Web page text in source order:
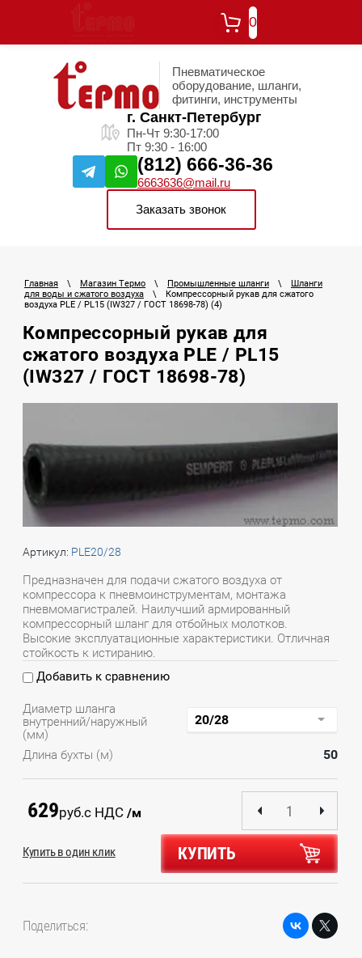
0
Пневматическое
оборудование, шланги,
фитинги, инструменты
г. Санкт-Петербург
Пн-Чт 9:30-17:00
Пт 9:30 - 16:00
(812) 666-36-36
6663636@mail.ru
Заказать звонок
Главная \ Магазин Термо \ Промышленные шланги \
Шланги
для воды и сжатого воздуха
\
Компрессорный рукав для сжатого
воздуха PLE / PL15 (IW327 / ГОСТ 18698-78) (4)
Компрессорный рукав для
сжатого воздуха PLE / PL15
(IW327 / ГОСТ 18698-78)
Артикул: PLE20/28
Предназначен для подачи сжатого воздуха от
компрессора к пневмоинструментам, монтажа
пневмомагистралей. Наилучший армированный
компрессорный шланг для отбойных молотков.
Высокие эксплуатационные характеристики. Отличная
стойкость к истиранию.
Добавить к сравнению
Диаметр шланга
внутренний/наружный
(мм)
Длина бухты (м)
50
629руб.с НДС /м
КУПИТЬ
Купить в один клик
Поделиться: